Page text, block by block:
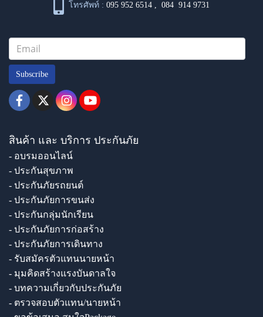
โทรศัพท์ : 095 952 6514 ,084 914 9731
Subscribe
สินค้า และ บริการ ประกันภัย
- อบรมออนไลน์
- ประกันสุขภาพ
- ประกันภัยรถยนต์
- ประกันภัยการขนส่ง
- ประกันกลุ่มนักเรียน
- ประกันภัยการก่อสร้าง
- ประกันภัยการเดินทาง
- รับสมัครตัวแทนนายหน้า
- มุมคิดสร้างแรงบันดาลใจ
- บทความเกี่ยวกับประกันภัย
- ตรวจสอบตัวแทน/นายหน้า